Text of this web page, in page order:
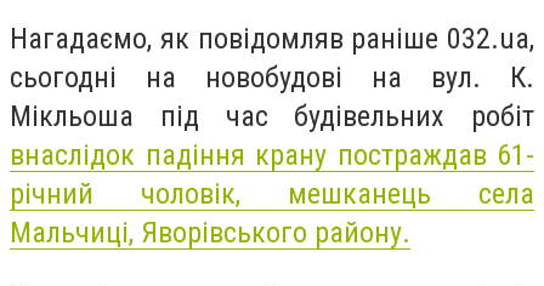
Нагадаємо, як повідомляв раніше 032.ua,
сьогодні на новобудові на вул. К.
Мікльоша під час будівельних робіт
внаслідок падіння крану постраждав 61-
річний чоловік, мешканець села
Мальчиці, Яворівського району.